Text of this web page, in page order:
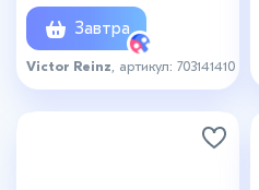
Завтра
Victor Reinz , артикул: 703141410